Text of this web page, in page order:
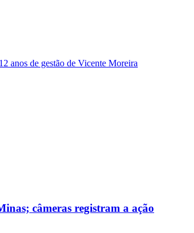
anos de gestão de Vicente Moreira
câmeras registram a ação